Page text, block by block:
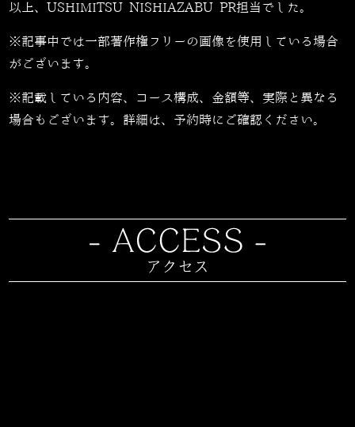
以上、USHIMITSU NISHIAZABU PR担当でした。
※記事中では一部著作権フリーの画像を使用している場合
がございます。
※記載している内容、コース構成、金額等、実際と異なる
場合もございます。詳細は、予約時にご確認ください。